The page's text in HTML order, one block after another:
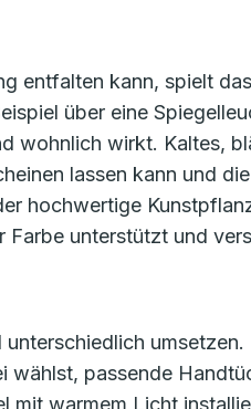
entfalten kann, spielt
über eine
wohnlich wirkt. Kaltes,
lassen kann und
hochwertige
Farbe unterstützt und
wählst, passende
mit warmem Licht